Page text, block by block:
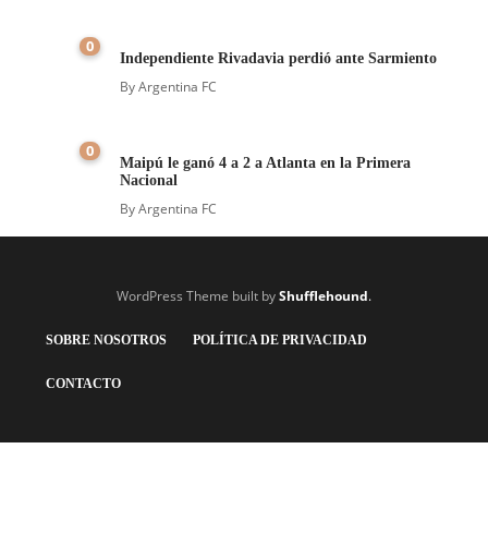
0
Independiente Rivadavia perdió ante Sarmiento
ByArgentina FC
0
Maipú le ganó 4 a 2 a Atlanta en la Primera
Nacional
ByArgentina FC
WordPress Theme built byShufflehound.
SOBRE NOSOTROS POLÍTICA DE PRIVACIDAD
CONTACTO